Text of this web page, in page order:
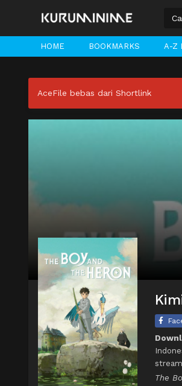
HOME BOOKMARKS A-Z
AceFile bebas dari Shortlink
The